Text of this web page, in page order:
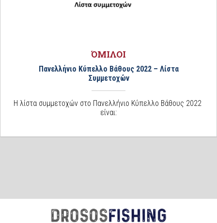
ΌΜΙΛΟΙ
Πανελλήνιο Κύπελλο Βάθους 2022 – Λίστα
Συμμετοχών
Η λίστα συμμετοχών στο Πανελλήνιο Κύπελλο Βάθους 2022
είναι: